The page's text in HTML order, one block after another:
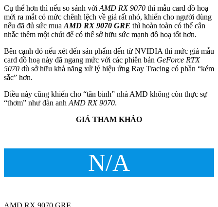
Cụ thể hơn thì nếu so sánh với AMD RX 9070 thì mẫu card đồ hoạ
mới ra mắt có mức chênh lệch về giá rất nhỏ, khiến cho người dùng
nếu đã đủ sức mua AMD RX 9070 GRE thì hoàn toàn có thể cân
nhắc thêm một chút để có thể sở hữu sức mạnh đồ hoạ tốt hơn.
Bên cạnh đó nếu xét đến sản phẩm đến từ NVIDIA thì mức giá mẫu
card đồ hoạ này đã ngang mức với các phiên bản GeForce RTX
5070 dù sở hữu khả năng xử lý hiệu ứng Ray Tracing có phần “kém
sắc” hơn.
Điều này cũng khiến cho “tân binh” nhà AMD không còn thực sự
“thơm” như đàn anh AMD RX 9070.
GIÁ THAM KHẢO
N/A
AMD RX 9070 GRE